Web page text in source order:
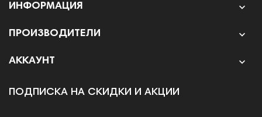
ИНФОРМАЦИЯ 
ПРОИЗВОДИТЕЛИ 
АККАУНТ 
ПОДПИСКА НА СКИДКИ И АКЦИИ